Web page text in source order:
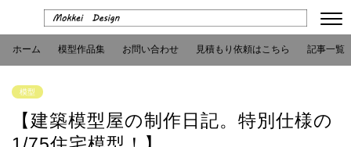
ホーム 模型作品集 お問い合わせ 見積もり依頼はこちら 記事一覧
模型
【建築模型屋の制作日記。特別仕様の